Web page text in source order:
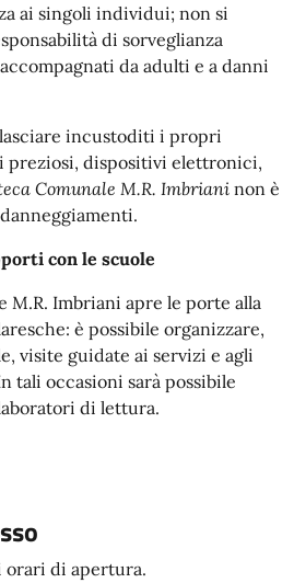
ai singoli individui; non si
di sorveglianza
da adulti e a danni
incustoditi i propri
preziosi, dispositivi elettronici,
Comunale M.R. Imbriani non è
con le scuole
M.R. Imbriani apre le porte alla
è possibile organizzare,
visite guidate ai servizi e agli
tali occasioni sarà possibile
di lettura.
orari di apertura.